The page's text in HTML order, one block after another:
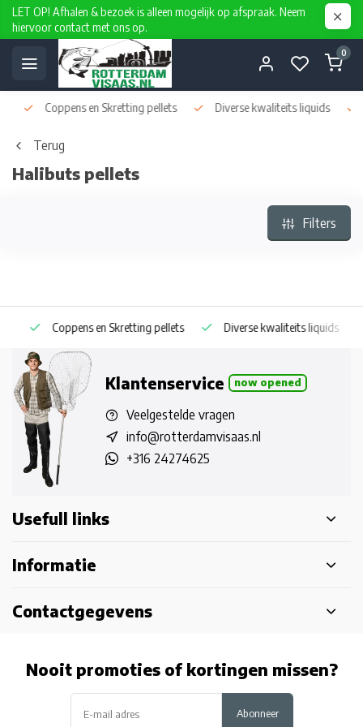
LET OP! Afhalen & bezoek is alleen mogelijk op afspraak. Neem
hiervoor contact met ons op.
0
Coppens en Skretting pellets Diverse kwaliteits liquids
Terug
Halibuts pellets
Filters
Coppens en Skretting pellets Diverse kwaliteits liquids
Klantenservice now opened
Veelgestelde vragen
info@rotterdamvisaas.nl
+316 24274625
Usefull links
Informatie
Contactgegevens
Nooit promoties of kortingen missen?
Abonneer